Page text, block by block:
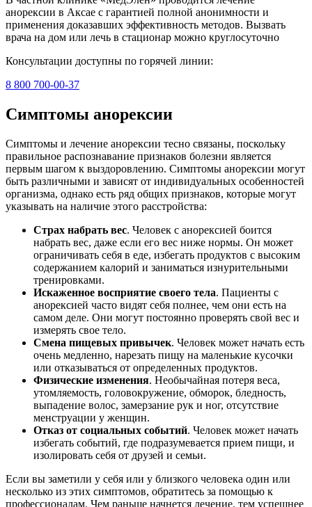
анорексии в Аксае с гарантией полной анонимности и
применения доказавших эффективность методов. Вызвать
врача на дом или лечь в стационар можно круглосуточно
Консультации доступны по горячей линии:
8 800 700-00-37
Симптомы анорексии
Симптомы и лечение анорексии тесно связаны, поскольку
правильное распознавание признаков болезни является
первым шагом к выздоровлению. Симптомы анорексии могут
быть различными и зависят от индивидуальных особенностей
организма, однако есть ряд общих признаков, которые могут
указывать на наличие этого расстройства:
Страх набрать вес. Человек с анорексией боится
набрать вес, даже если его вес ниже нормы. Он может
ограничивать себя в еде, избегать продуктов с высоким
содержанием калорий и заниматься изнурительными
тренировками.
Искаженное восприятие своего тела. Пациенты с
анорексией часто видят себя полнее, чем они есть на
самом деле. Они могут постоянно проверять свой вес и
измерять свое тело.
Смена пищевых привычек. Человек может начать есть
очень медленно, нарезать пищу на маленькие кусочки
или отказываться от определенных продуктов.
Физические изменения. Необычайная потеря веса,
утомляемость, головокружение, обморок, бледность,
выпадение волос, замерзание рук и ног, отсутствие
менструации у женщин.
Отказ от социальных событий. Человек может начать
избегать событий, где подразумевается прием пищи, и
изолировать себя от друзей и семьи.
Если вы заметили у себя или у близкого человека один или
несколько из этих симптомов, обратитесь за помощью к
профессионалам. Чем раньше начнется лечение, тем успешнее